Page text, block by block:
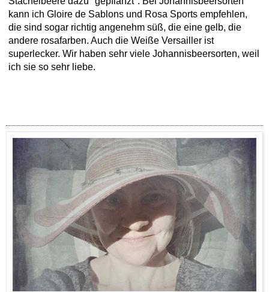
kann ich Gloire de Sablons und Rosa Sports empfehlen,
die sind sogar richtig angenehm süß, die eine gelb, die
andere rosafarben. Auch die Weiße Versailler ist
superlecker. Wir haben sehr viele Johannisbeersorten, weil
ich sie so sehr liebe.